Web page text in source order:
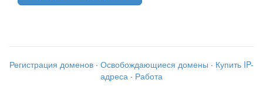
Регистрация доменов · Освобождающиеся домены · Купить IP-
адреса · Работа